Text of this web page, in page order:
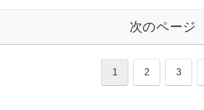
次のページ
1 2 3